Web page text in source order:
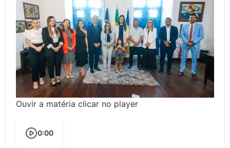
Ouvir a matéria clicar no player
0:00